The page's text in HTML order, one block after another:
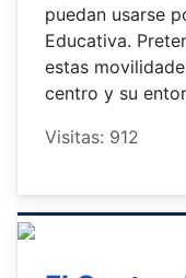
puedan usarse
Educativa.
estas
centro y su
Visitas: 912